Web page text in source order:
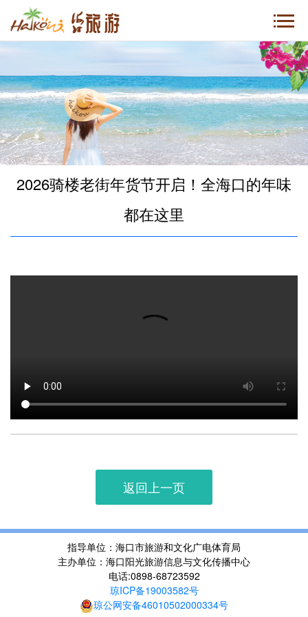
2026骑楼老街年货节开启！全海口的年味
都在这里
返回上一页
指导单位：海口市旅游和文化广电体育局
主办单位：海口阳光旅游信息与文化传播中心
电话:0898-68723592
琼ICP备19003582号
琼公网安备46010502000334号